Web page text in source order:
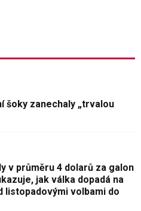
šoky zanechaly „trvalou
v průměru 4 dolarů za galon
jak válka dopadá na
volbami do